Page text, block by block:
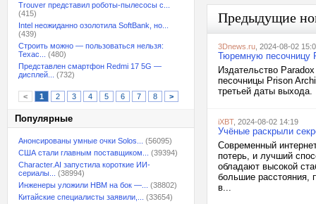
Trouver представил роботы-пылесосы с...
(415)
Intel неожиданно озолотила SoftBank, но...
(439)
Строить можно — пользоваться нельзя:
Техас...
(480)
Представлен смартфон Redmi 17 5G —
дисплей...
(732)
< 1 2 3 4 5 6 7 8 >
Популярные
Анонсированы умные очки Solos...
(56095)
США стали главным поставщиком...
(39394)
Character.AI запустила короткие ИИ-
сериалы...
(38994)
Инженеры уложили HBM на бок —...
(38802)
Китайские специалисты заявили,...
(33654)
Предыдущие
3Dnews.ru , 2024-08-02
Тюремную песочницу
Издательство
песочницы Prison
третьей даты выхода.
iXBT, 2024-08-02 14:19
Учёные раскрыли
Современный
потерь, и лучший
обладают высокой
большие расстояния,
в...